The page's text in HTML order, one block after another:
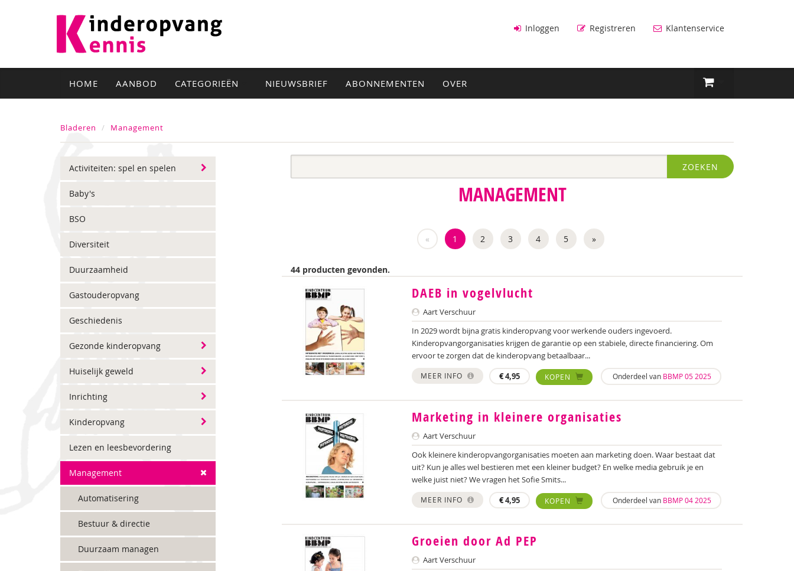
Inloggen Registreren Klantenservice
HOME AANBOD CATEGORIEËN NIEUWSBRIEF ABONNEMENTEN OVER
Bladeren Management
Activiteiten: spel en spelen
Baby's
BSO
Diversiteit
Duurzaamheid
Gastouderopvang
Geschiedenis
Gezonde kinderopvang
Huiselijk geweld
Inrichting
Kinderopvang
Lezen en leesbevordering
Management
Automatisering
Bestuur & directie
Duurzaam managen
ZOEKEN
MANAGEMENT
« 1 2 3 4 5 »
44 producten gevonden.
DAEB in vogelvlucht
Aart Verschuur
In 2029 wordt bijna gratis kinderopvang voor werkende ouders ingevoerd.
Kinderopvangorganisaties krijgen de garantie op een stabiele, directe financiering. Om
ervoor te zorgen dat de kinderopvang betaalbaar...
MEER INFO €4,95 KOPEN Onderdeel van BBMP 05 2025
Marketing in kleinere organisaties
Aart Verschuur
Ook kleinere kinderopvangorganisaties moeten aan marketing doen. Waar bestaat dat
uit? Kun je alles wel bestieren met een kleiner budget? En welke media gebruik je en
welke juist niet? We vragen het Sofie Smits...
MEER INFO €4,95 KOPEN Onderdeel van BBMP 04 2025
Groeien door Ad PEP
Aart Verschuur